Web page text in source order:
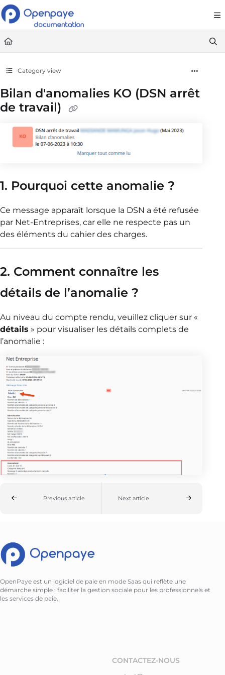
Documentation Index
Fetch the complete documentation index at: https://
Use this file to discover all available pages before exploring further.
Category view
Bilan d'anomalies KO (DSN arrêt
de travail)
1. Pourquoi cette anomalie ?
Ce message apparaît lorsque la DSN a été refusée
par Net-Entreprises, car elle ne respecte pas un
des éléments du cahier des charges.
2. Comment connaître les
détails de l’anomalie ?
Au niveau du compte rendu, veuillez cliquer sur «
détails » pour visualiser les détails complets de
l’anomalie :
Previous article Next article
OpenPaye est un logiciel de paie en mode Saas qui reflète une
démarche simple : faciliter la gestion sociale pour les professionnels et
les services de paie.
CONTACTEZ-NOUS